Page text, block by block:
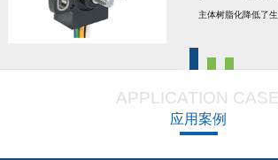
主体树脂化降低了
设回位弹簧，防震
QP-3HB标准相同。
控手柄、卡车离合
APPLICATION CASE
应用案例